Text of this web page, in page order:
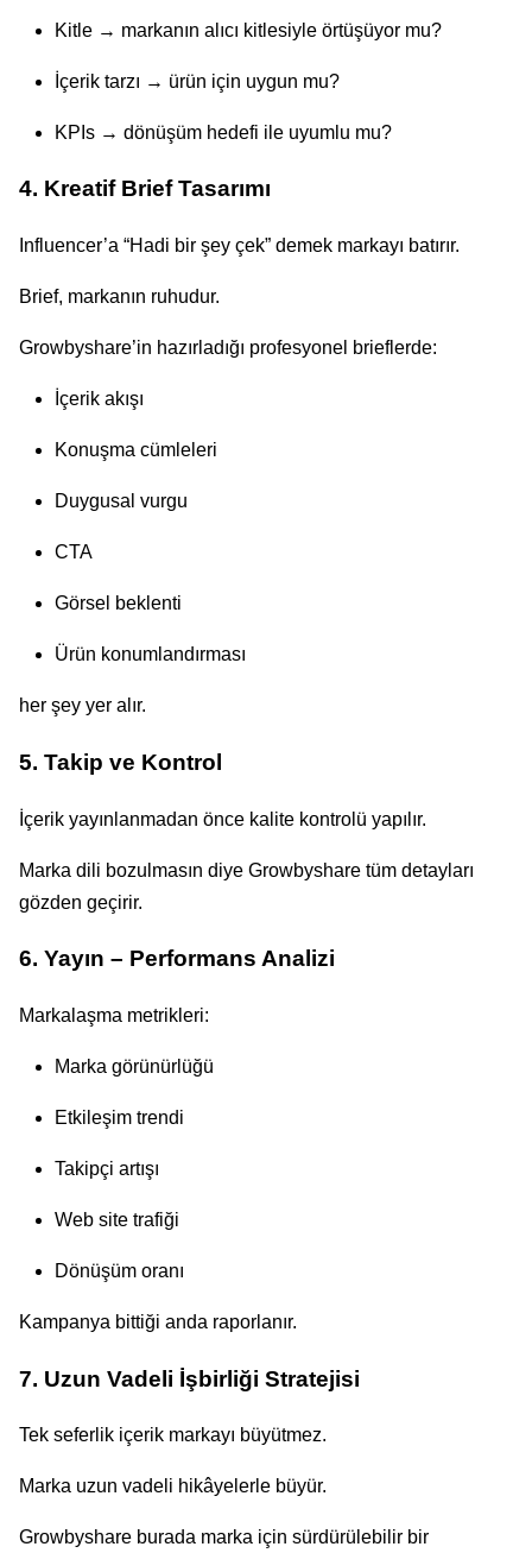
Kitle → markanın alıcı kitlesiyle örtüşüyor mu?
İçerik tarzı → ürün için uygun mu?
KPIs → dönüşüm hedefi ile uyumlu mu?
4. Kreatif Brief Tasarımı
Influencer’a “Hadi bir şey çek” demek markayı batırır.
Brief, markanın ruhudur.
Growbyshare’in hazırladığı profesyonel brieflerde:
İçerik akışı
Konuşma cümleleri
Duygusal vurgu
CTA
Görsel beklenti
Ürün konumlandırması
her şey yer alır.
5. Takip ve Kontrol
İçerik yayınlanmadan önce kalite kontrolü yapılır.
Marka dili bozulmasın diye Growbyshare tüm detayları
gözden geçirir.
6. Yayın – Performans Analizi
Markalaşma metrikleri:
Marka görünürlüğü
Etkileşim trendi
Takipçi artışı
Web site trafiği
Dönüşüm oranı
Kampanya bittiği anda raporlanır.
7. Uzun Vadeli İşbirliği Stratejisi
Tek seferlik içerik markayı büyütmez.
Marka uzun vadeli hikâyelerle büyür.
Growbyshare burada marka için sürdürülebilir bir